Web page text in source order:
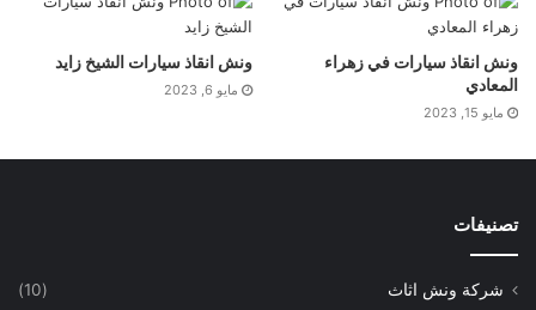
ونش انقاذ سيارات في زهراء
المعادي
مايو 15, 2023
ونش انقاذ سيارات الشيخ زايد
مايو 6, 2023
تصنيفات
شركة ونش اثاث
(10)